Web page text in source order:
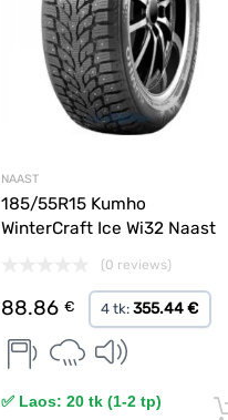
NAAST
185/55R15 Kumho
WinterCraft Ice Wi32 Naast
(0 reviews)
88.86 € 4 tk:355.44 €
✅ Laos: 20 tk (1-2 tp)